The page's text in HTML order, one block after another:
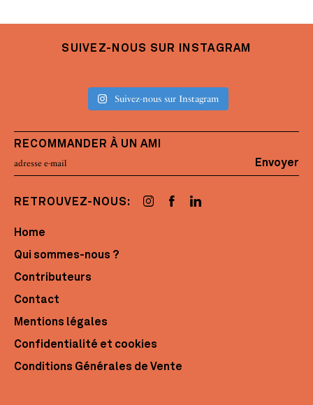
SUIVEZ-NOUS SUR INSTAGRAM
Suivez-nous sur Instagram
RECOMMANDER À UN AMI
Envoyer
RETROUVEZ-NOUS:
Home
Qui sommes-nous ?
Contributeurs
Contact
Mentions légales
Confidentialité et cookies
Conditions Générales de Vente